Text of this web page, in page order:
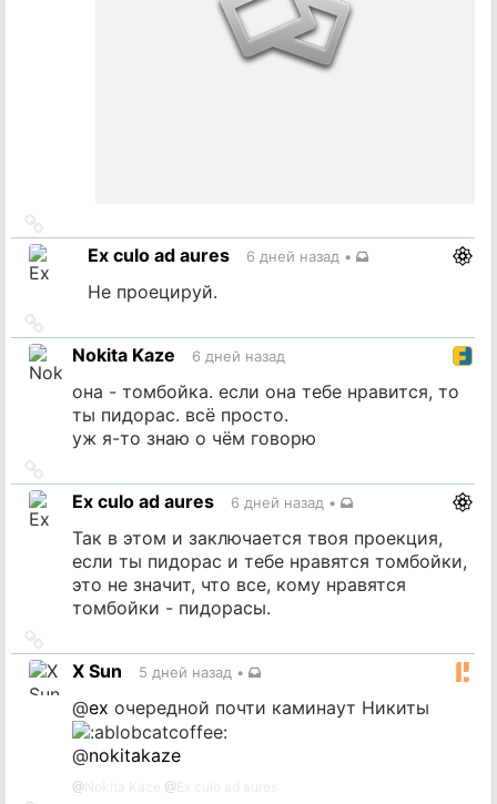
на
источникEx culo ad aures 6 дней назад •
Не проецируй.
на
источник
Nokita Kaze 6 дней назад
она - томбойка. если она тебе нравится, то
ты пидорас. всё просто.
уж я-то знаю о чём говорю
на
источник
Ex culo ad aures 6 дней назад •
Так в этом и заключается твоя проекция,
если ты пидорас и тебе нравятся томбойки,
это не значит, что все, кому нравятся
томбойки - пидорасы.
на
источник
X Sun 5 дней назад •
@ex очередной почти каминаут Никиты
@nokitakaze
@ @